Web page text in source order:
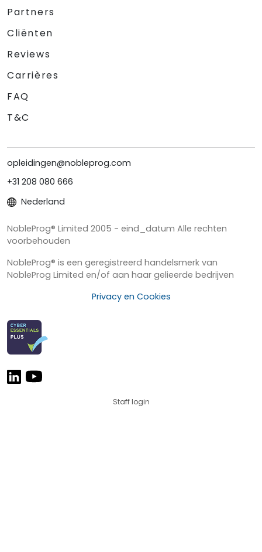
Partners
Cliënten
Reviews
Carrières
FAQ
T&C
opleidingen@nobleprog.com
+31 208 080 666
Nederland
NobleProg® Limited 2005 - eind_datum Alle rechten
voorbehouden
NobleProg® is een geregistreerd handelsmerk van
NobleProg Limited en/of aan haar gelieerde bedrijven
Privacy en Cookies
Staff login